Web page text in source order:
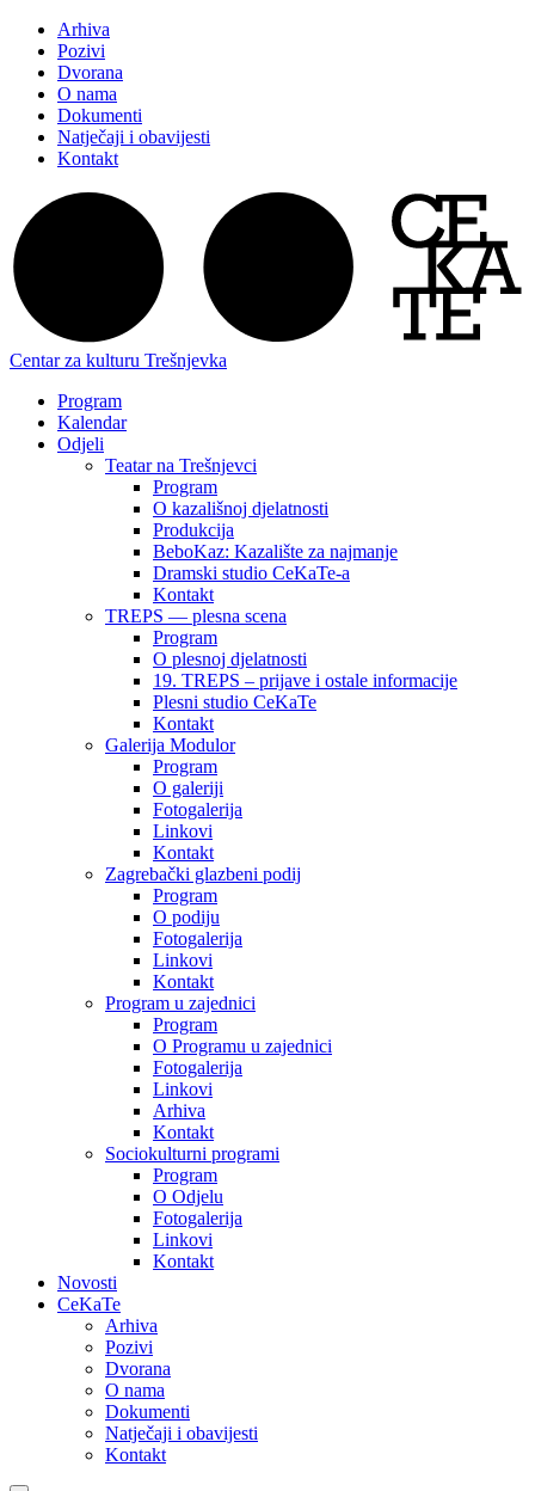
Arhiva
Pozivi
Dvorana
O nama
Dokumenti
Natječaji i obavijesti
Kontakt
Centar za kulturu Trešnjevka
Program
Kalendar
Odjeli
Teatar na Trešnjevci
Program
O kazališnoj djelatnosti
Produkcija
BeboKaz: Kazalište za najmanje
Dramski studio CeKaTe-a
Kontakt
TREPS — plesna scena
Program
O plesnoj djelatnosti
19. TREPS – prijave i ostale informacije
Plesni studio CeKaTe
Kontakt
Galerija Modulor
Program
O galeriji
Fotogalerija
Linkovi
Kontakt
Zagrebački glazbeni podij
Program
O podiju
Fotogalerija
Linkovi
Kontakt
Program u zajednici
Program
O Programu u zajednici
Fotogalerija
Linkovi
Arhiva
Kontakt
Sociokulturni programi
Program
O Odjelu
Fotogalerija
Linkovi
Kontakt
Novosti
CeKaTe
Arhiva
Pozivi
Dvorana
O nama
Dokumenti
Natječaji i obavijesti
Kontakt